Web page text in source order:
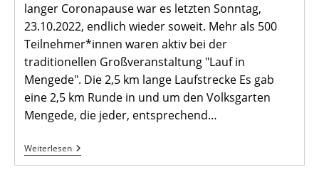
langer Coronapause war es letzten Sonntag,
23.10.2022, endlich wieder soweit. Mehr als 500
Teilnehmer*innen waren aktiv bei der
traditionellen Großveranstaltung "Lauf in
Mengede". Die 2,5 km lange Laufstrecke Es gab
eine 2,5 km Runde in und um den Volksgarten
Mengede, die jeder, entsprechend…
WeiterlesenLauf
In